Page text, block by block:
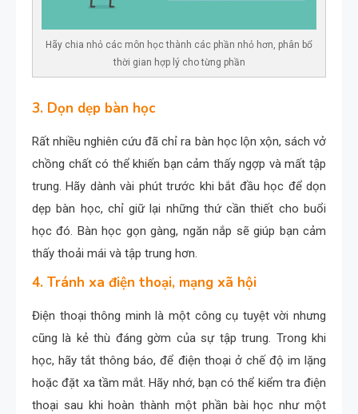
Hãy chia nhỏ các môn học thành các phần nhỏ hơn, phân bổ
thời gian hợp lý cho từng phần
3. Dọn dẹp bàn học
Rất nhiều nghiên cứu đã chỉ ra bàn học lộn xộn, sách vở
chồng chất có thể khiến bạn cảm thấy ngợp và mất tập
trung. Hãy dành vài phút trước khi bắt đầu học để dọn
dẹp bàn học, chỉ giữ lại những thứ cần thiết cho buổi
học đó. Bàn học gọn gàng, ngăn nắp sẽ giúp bạn cảm
thấy thoải mái và tập trung hơn.
4. Tránh xa điện thoại, mạng xã hội
Điện thoại thông minh là một công cụ tuyệt vời nhưng
cũng là kẻ thù đáng gờm của sự tập trung. Trong khi
học, hãy tắt thông báo, để điện thoại ở chế độ im lặng
hoặc đặt xa tầm mắt. Hãy nhớ, bạn có thể kiểm tra điện
thoại sau khi hoàn thành một phần bài học như một